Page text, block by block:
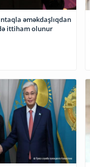
əməkdaşlıqdan
ittiham olunur